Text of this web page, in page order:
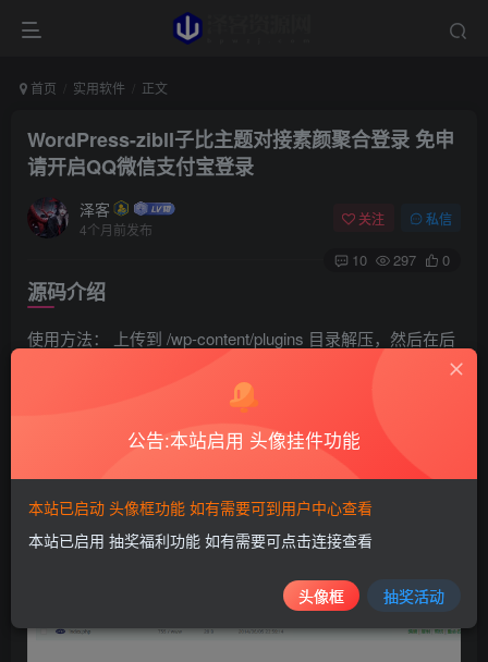
首页 实用软件 正文
WordPress-zibll子比主题对接素颜聚合登录 免申
请开启QQ微信支付宝登录
泽客
4个月前发布
关注 私信
10 297 0
源码介绍
使用方法： 上传到 /wp-content/plugins 目录解压，然后在后
度、华为、钉钉、谷歌、微软、Facebook、Twitter 登录方
公告:本站启用 头像挂件功能
本站已启动 头像框功能 如有需要可到用户中心查看
本站已启用 抽奖福利功能 如有需要可点击连接查看
头像框 抽奖活动